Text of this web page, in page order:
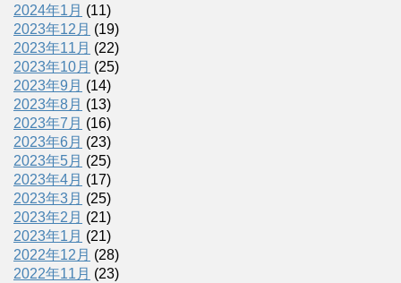
2024年1月 (11)
2023年12月 (19)
2023年11月 (22)
2023年10月 (25)
2023年9月 (14)
2023年8月 (13)
2023年7月 (16)
2023年6月 (23)
2023年5月 (25)
2023年4月 (17)
2023年3月 (25)
2023年2月 (21)
2023年1月 (21)
2022年12月 (28)
2022年11月 (23)